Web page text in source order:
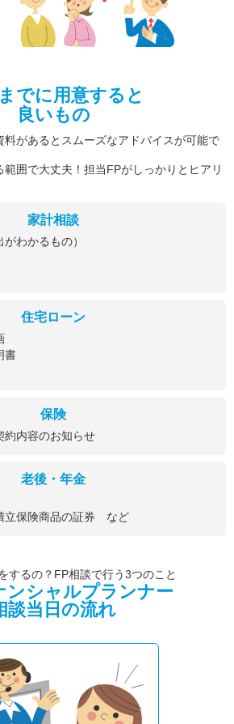
でに用意すると
良いもの
料があるとスムーズなアドバイスが可能で
範囲で大丈夫！担当FPがしっかりとヒアリ
家計相談
わかるもの）
住宅ローン
書
保険
約内容のお知らせ
老後・年金
立保険商品の証券 など
するの？FP相談で行う3つのこと
ンシャルプランナー
談当日の流れ